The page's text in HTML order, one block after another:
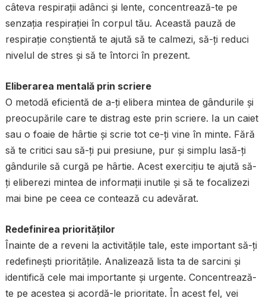
câteva respirații adânci și lente, concentrează-te pe
senzația respirației în corpul tău. Această pauză de
respirație conștientă te ajută să te calmezi, să-ți reduci
nivelul de stres și să te întorci în prezent.
Eliberarea mentală prin scriere
O metodă eficientă de a-ți elibera mintea de gândurile și
preocupările care te distrag este prin scriere. Ia un caiet
sau o foaie de hârtie și scrie tot ce-ți vine în minte. Fără
să te critici sau să-ți pui presiune, pur și simplu lasă-ți
gândurile să curgă pe hârtie. Acest exercițiu te ajută să-
ți eliberezi mintea de informații inutile și să te focalizezi
mai bine pe ceea ce contează cu adevărat.
Redefinirea priorităților
Înainte de a reveni la activitățile tale, este important să-ți
redefinești prioritățile. Analizează lista ta de sarcini și
identifică cele mai importante și urgente. Concentrează-
te pe acestea și acordă-le prioritate. În acest fel, vei